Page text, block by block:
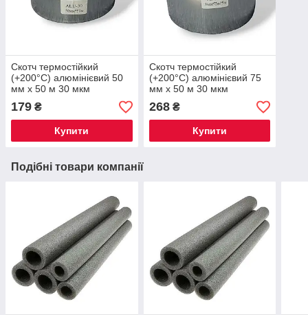
Скотч термостійкий
(+200°С) алюмінієвий 50
мм х 50 м 30 мкм
179 ₴
Купити
Скотч термостійкий
(+200°С) алюмінієвий 75
мм х 50 м 30 мкм
268₴
Купити
Подібні товари компанії